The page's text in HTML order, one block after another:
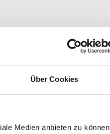
Über Cookies
Medien anbieten zu können